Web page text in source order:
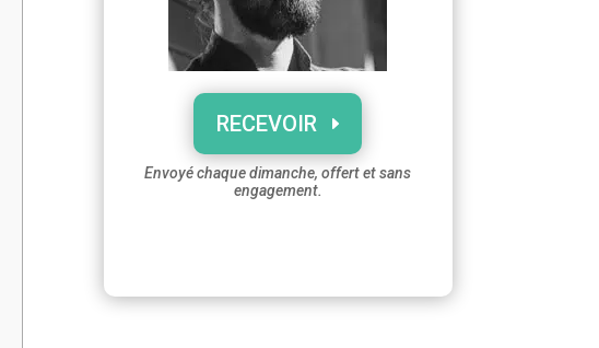
RECEVOIR
Envoyé chaque dimanche, offert et sans
engagement.